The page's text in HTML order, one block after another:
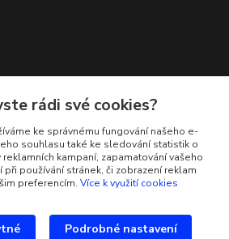
181 001
rádi své cookies?
ke správnému fungování našeho e-
souhlasu také ke sledování statistik o
kampaní, zapamatování vašeho
používání stránek, či zobrazení reklam
preferencím. Více k využití cookies
Podrobné nastavení